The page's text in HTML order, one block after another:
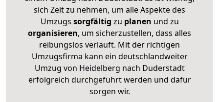
sich Zeit zu nehmen, um alle Aspekte des
Umzugs sorgfältig zu planen und zu
organisieren, um sicherzustellen, dass alles
reibungslos verläuft. Mit der richtigen
Umzugsfirma kann ein deutschlandweiter
Umzug von Heidelberg nach Duderstadt
erfolgreich durchgeführt werden und dafür
sorgen wir.